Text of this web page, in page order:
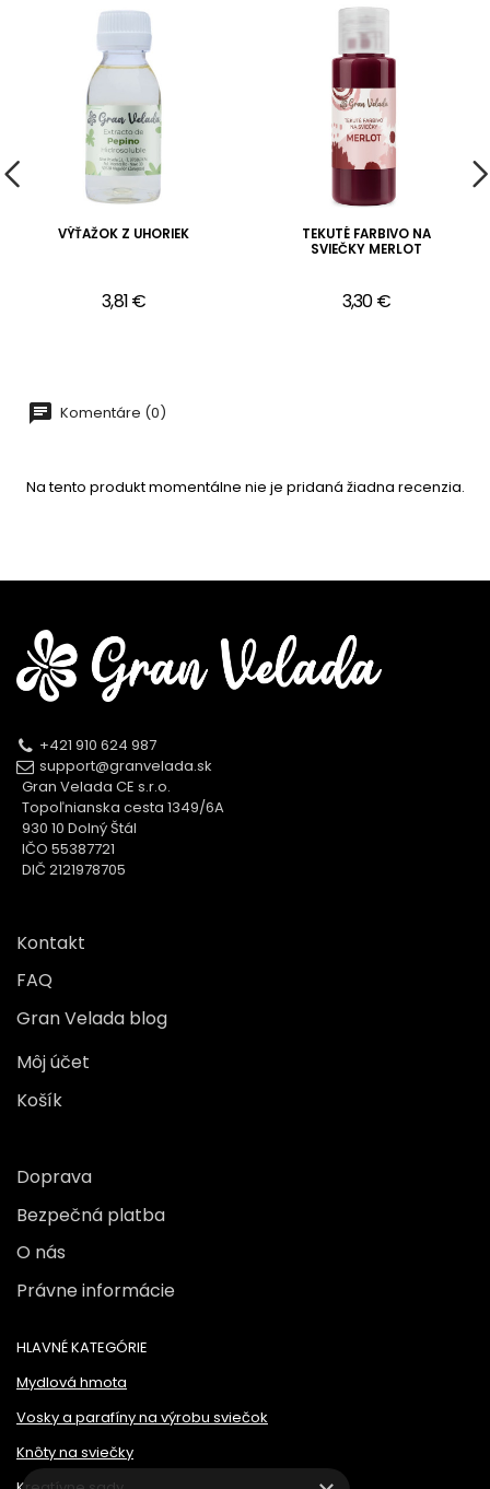
VÝŤAŽOK Z UHORIEK
3,81 €
TEKUTÉ FARBIVO NA
SVIEČKY MERLOT
3,30 €
Komentáre (0)
Na tento produkt momentálne nie je pridaná žiadna recenzia.
+421 910 624 987
support@granvelada.sk
Gran Velada CE s.r.o.
Topoľnianska cesta 1349/6A
930 10 Dolný Štál
IČO 55387721
DIČ 2121978705
Kontakt
FAQ
Gran Velada blog
Môj účet
Košík
Doprava
Bezpečná platba
O nás
Právne informácie
HLAVNÉ KATEGÓRIE
Mydlová hmota
Vosky a parafíny na výrobu sviečok
Knôty na sviečky